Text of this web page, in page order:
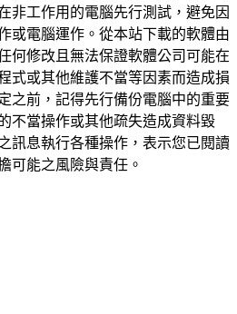
非工作用的電腦先行測試，避免因
或電腦運作。從本站下載的軟體由
何修改且無法保證軟體公司可能在
式或其他維護不當等因素而造成損
之前，記得先行備份電腦中的重要
不當操作或其他疏失造成資料毀
訊息執行各種操作，表示您已閱讀
可能之風險與責任。